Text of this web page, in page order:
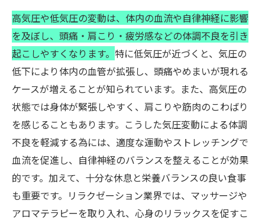
高気圧や低気圧の変動は、体内の血流や自律神経に影響
を及ぼし、頭痛・肩こり・疲労感などの体調不良を引き
起こしやすくなります。 特に低気圧が近づくと、気圧の
低下により体内の血管が拡張し、頭痛やめまいが現れる
ケースが増えることが知られています。また、高気圧の
状態では身体が緊張しやすく、肩こりや筋肉のこわばり
を感じることもあります。こうした気圧変動による体調
不良を軽減する為には、適度な運動やストレッチングで
血流を促進し、自律神経のバランスを整えることが効果
的です。加えて、十分な休息と栄養バランスの良い食事
も重要です。リラクゼーション業界では、マッサージや
アロマテラピーを取り入れ、心身のリラックスを促すこ